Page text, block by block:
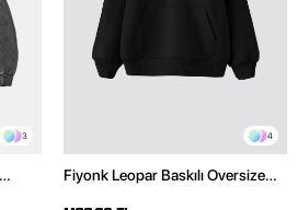
3 4
Fiyonk Leopar Baskılı Oversize